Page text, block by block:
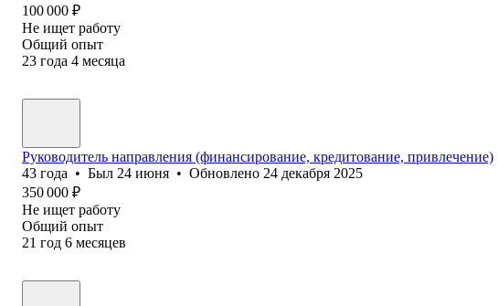
100 000 ₽
Не ищет работу
Общий опыт
23 года 4 месяца
Руководитель направления (финансирование, кредитование, привлечение)
43 года • Был 24 июня • Обновлено 24 декабря 2025
350 000 ₽
Не ищет работу
Общий опыт
21 год 6 месяцев